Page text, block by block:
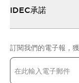
IDEC承諾
訂閱我們的電子報，